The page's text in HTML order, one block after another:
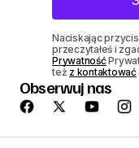
Naciskając
przeczytałeś i
Prywatność
też z kontaktować
Obserwuj nas